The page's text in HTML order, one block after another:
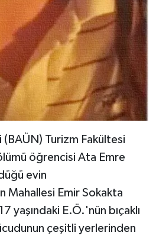
(BAÜN) Turizm Fakültesi
öğrencisi Ata Emre
evin
Mahallesi Emir Sokakta
yaşındaki E.Ö.'nün bıçaklı
çeşitli yerlerinden